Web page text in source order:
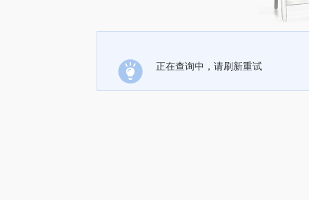
正在查询中，请刷新重试